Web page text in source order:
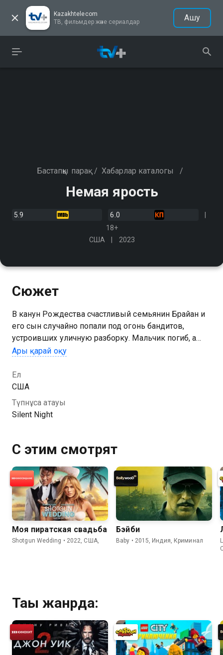
Kazakhtelecom
ТВ, фильмдер және сериалдар
Ашу
Бастапқы парақ / Хабарлар каталогы /
Немая ярость
5.9
6.0
18+
США
2023
Сюжет
В канун Рождества счастливый семьянин Брайан и
его сын случайно попали под огонь бандитов,
устроивших уличную разборку. Мальчик погиб, а
раненый Брайн потерял голос. Но после суровых
ответу всех причастных
Ары қарай оқу
Ел
США
Түпнұсқа атауы
Silent Night
С этим смотрят
Моя пиратская свадьба
Shotgun Wedding • 2022, США,
Бэйби
Baby • 2015, Индия, Криминал
Тағы жанрда: